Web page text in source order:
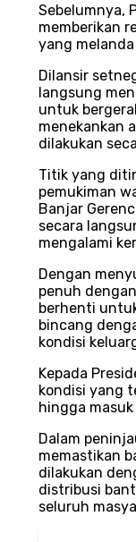
Sebelumnya,
memberikan
yang
Dilansir
langsung
untuk
menekankan
dilakukan
Titik yang
pemukiman
Banjar
secara
mengalami
Dengan
penuh
berhenti
bincang
kondisi
Kepada
kondisi yang
hingga
Dalam
memastikan
dilakukan
distribusi
seluruh